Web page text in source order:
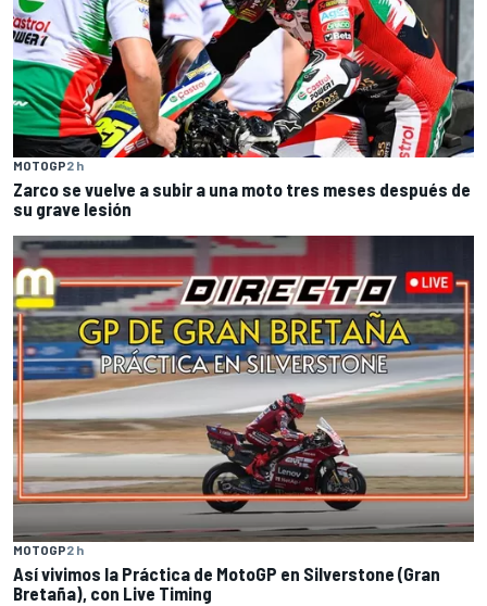
MOTOGP2 h
Zarco se vuelve a subir a una moto tres meses después de
su grave lesión
MOTOGP2 h
Así vivimos la Práctica de MotoGP en Silverstone (Gran
Bretaña), con Live Timing